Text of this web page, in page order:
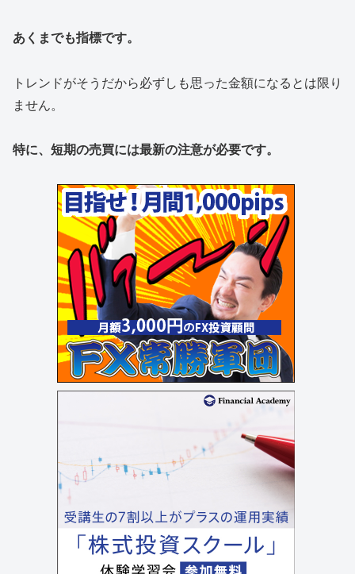
あくまでも指標です。
トレンドがそうだから必ずしも思った金額になるとは限り
ません。
特に、短期の売買には最新の注意が必要です。